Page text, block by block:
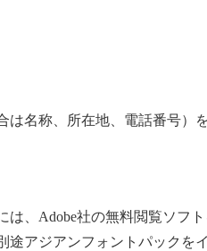
名称、所在地、電話番号）
は、Adobe社の無料閲覧ソフト
途アジアンフォントパックを